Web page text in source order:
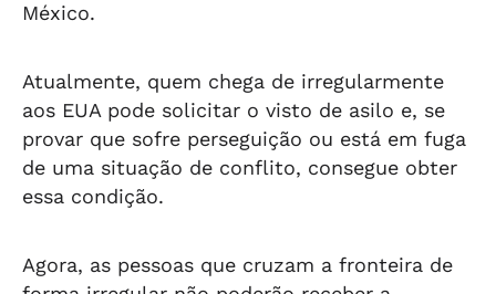
México.
Atualmente, quem chega de irregularmente
aos EUA pode solicitar o visto de asilo e, se
provar que sofre perseguição ou está em fuga
de uma situação de conflito, consegue obter
essa condição.
Agora, as pessoas que cruzam a fronteira de